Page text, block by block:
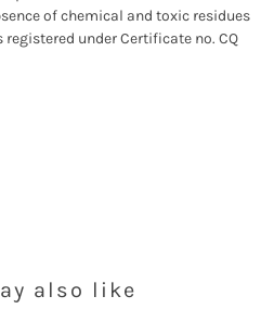
of chemical and toxic residues
under Certificate no. CQ
also like